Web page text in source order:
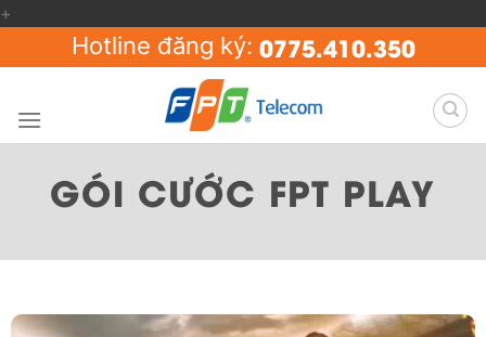
+
content
Hotline đăng ký: 0775.410.350
GÓI CƯỚC FPT PLAY